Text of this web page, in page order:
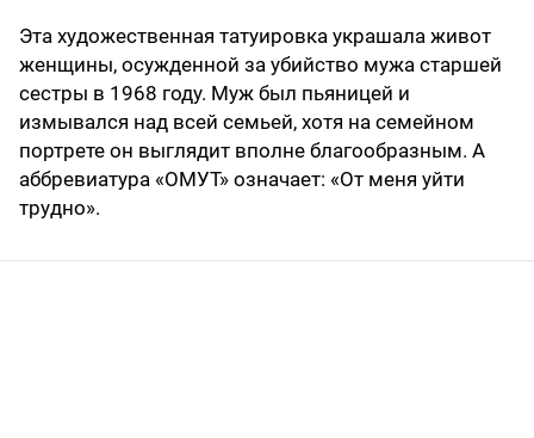
Эта художественная татуировка украшала живот
женщины, осужденной за убийство мужа старшей
сестры в 1968 году. Муж был пьяницей и
измывался над всей семьей, хотя на семейном
портрете он выглядит вполне благообразным. А
аббревиатура «ОМУТ» означает: «От меня уйти
трудно».